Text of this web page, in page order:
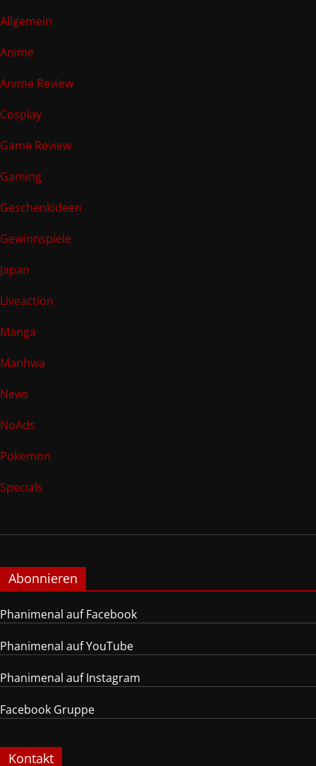
Allgemein
Anime
Anime Review
Cosplay
Game Review
Gaming
Geschenkideen
Gewinnspiele
Japan
Liveaction
Manga
Manhwa
News
NoAds
Pokemon
Specials
Abonnieren
Phanimenal auf Facebook
Phanimenal auf YouTube
Phanimenal auf Instagram
Facebook Gruppe
Kontakt